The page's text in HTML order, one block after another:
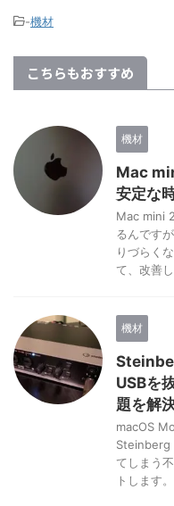
-機材
こちらもおすすめ
機材
Mac
安定な
Mac mini
るんです
りづらく
て、改善
機材
USBを
題を解決
macOS
Steinberg
てしまう
トします。